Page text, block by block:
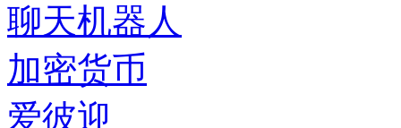
聊天机器人
加密货币
爱彼迎